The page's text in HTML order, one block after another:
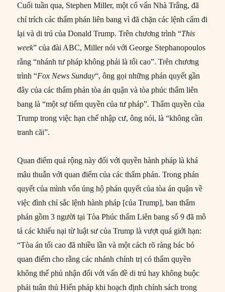
Cuối tuần qua, Stephen Miller, một cố vấn Nhà Trắng, đã
chỉ trích các thẩm phán liên bang vì đã chặn các lệnh cấm đi
lại và di trú của Donald Trump. Trên chương trình “This
week” của đài ABC, Miller nói với George Stephanopoulos
rằng “nhánh tư pháp không phải là tối cao”. Trên chương
trình “Fox News Sunday“, ông gọi những phán quyết gần
đây của các thẩm phán tòa án quận và tòa phúc thẩm liên
bang là “một sự tiếm quyền của tư pháp”. Thẩm quyền của
Trump trong việc hạn chế nhập cư, ông nói, là “không cần
tranh cãi”.
Quan điểm quá rộng này đối với quyền hành pháp là khá
mâu thuẫn với quan điểm của các thẩm phán. Trong phán
quyết của mình vốn ủng hộ phán quyết của tòa án quận về
việc đình chỉ sắc lệnh hành pháp [của Trump], ban thẩm
phán gồm 3 người tại Tòa Phúc thẩm Liên bang số 9 đã mô
tả các khiếu nại từ luật sư của Trump là vượt quá giới hạn:
“Tòa án tối cao đã nhiều lần và một cách rõ ràng bác bỏ
quan điểm cho rằng các nhánh chính trị có thẩm quyền
không thể phủ nhận đối với vấn đề di trú hay không buộc
phải tuân thủ Hiến pháp khi hoạch định chính sách trong